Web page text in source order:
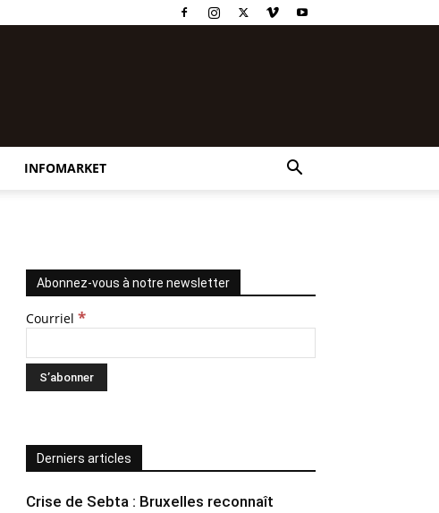
INFOMARKET
Abonnez-vous à notre newsletter
Courriel *
Derniers articles
Crise de Sebta : Bruxelles reconnaît